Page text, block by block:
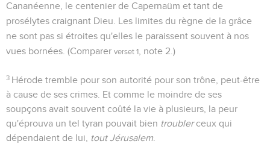
Cananéenne, le centenier de Capernaüm et tant de
prosélytes craignant Dieu. Les limites du règne de la grâce
ne sont pas si étroites qu'elles le paraissent souvent à nos
vues bornées. (Comparer verset 1 , note 2.)
3 Hérode tremble pour son autorité pour son trône, peut-être
à cause de ses crimes. Et comme le moindre de ses
soupçons avait souvent coûté la vie à plusieurs, la peur
qu'éprouva un tel tyran pouvait bien troublerceux qui
dépendaient de lui,
tout Jérusalem